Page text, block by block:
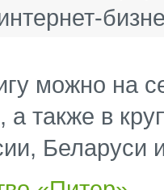
можно на
, а также в
Беларуси